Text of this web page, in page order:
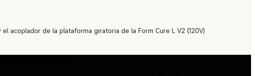
acoplador de la plataforma giratoria de la Form Cure L V2 (120V)